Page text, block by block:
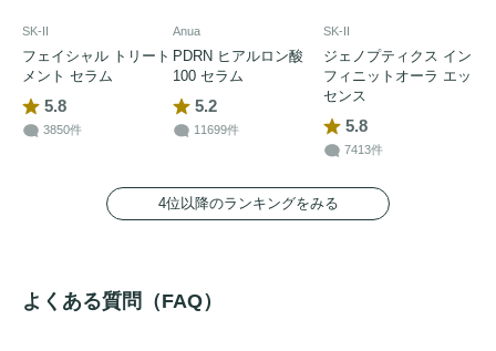
SK-II
フェイシャル トリート
メント セラム
5.8
3850件
Anua
PDRN ヒアルロン酸
100 セラム
5.2
11699件
SK-II
ジェノプティクス イン
フィニットオーラ エッ
センス
5.8
7413件
4位以降のランキングをみる
よくある質問（FAQ）